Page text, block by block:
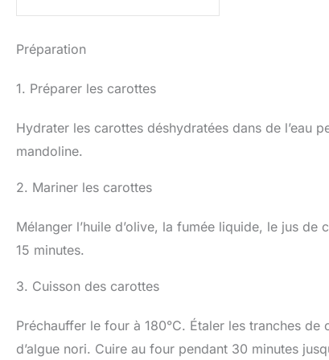
Préparation
1. Préparer les carottes
Hydrater les carottes déshydratées dans de l’eau
mandoline.
2. Mariner les carottes
Mélanger l’huile d’olive, la fumée liquide, le jus
15 minutes.
3. Cuisson des carottes
Préchauffer le four à 180°C. Étaler les tranches
d’algue nori. Cuire au four pendant 30 minutes